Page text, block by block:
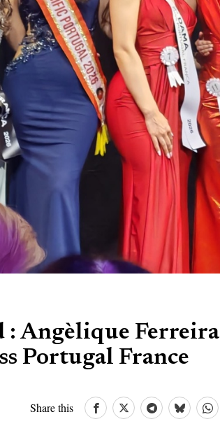
: Angèlique Ferreira
Portugal France
Share this